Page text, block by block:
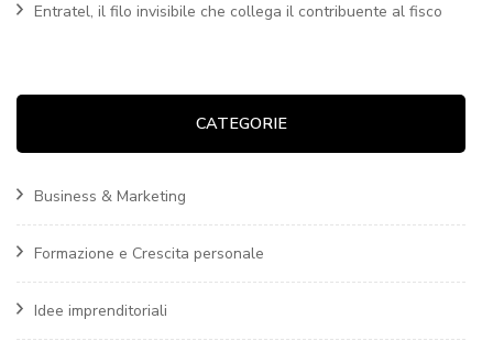
Entratel, il filo invisibile che collega il contribuente al fisco
CATEGORIE
Business & Marketing
Formazione e Crescita personale
Idee imprenditoriali